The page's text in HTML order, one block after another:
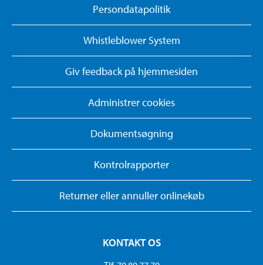
Persondatapolitik
Whistleblower System
Giv feedback på hjemmesiden
Administrer cookies
Dokumentsøgning
Kontrolrapporter
Returner eller annuller onlinekøb
KONTAKT OS